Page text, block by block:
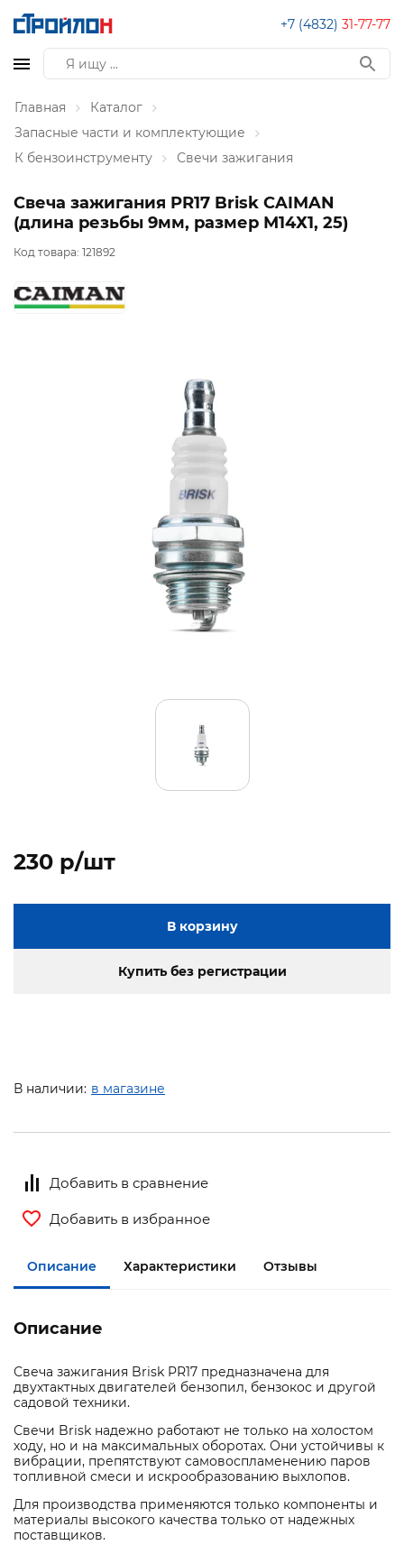
+7 (4832) 31-77-77
Главная
Каталог
Запасные части и комплектующие
К бензоинструменту
Свечи зажигания
Свеча зажигания PR17 Brisk CAIMAN
(длина резьбы 9мм, размер М14Х1, 25)
Код товара: 121892
230 p/шт
В корзину
Купить без регистрации
В наличии: в магазине
Добавить в сравнение
Добавить в избранное
Описание Характеристики Отзывы
Описание
Свеча зажигания Brisk PR17 предназначена для
двухтактных двигателей бензопил, бензокос и другой
садовой техники.
Свечи Brisk надежно работают не только на холостом
ходу, но и на максимальных оборотах. Они устойчивы к
вибрации, препятствуют самовоспламенению паров
топливной смеси и искрообразованию выхлопов.
Для производства применяются только компоненты и
материалы высокого качества только от надежных
поставщиков.